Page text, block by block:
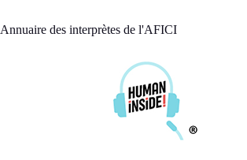
Annuaire des interprètes de l'AFICI